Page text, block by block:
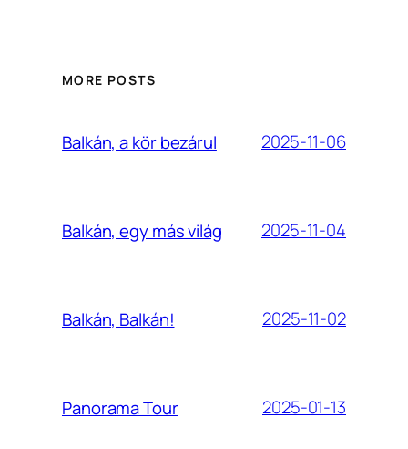
MORE POSTS
Balkán, a kör bezárul 2025-11-06
Balkán, egy más világ 2025-11-04
Balkán, Balkán! 2025-11-02
Panorama Tour 2025-01-13